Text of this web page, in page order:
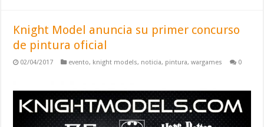
Knight Model anuncia su primer concurso
de pintura oficial
02/04/2017 evento, knight models, noticia, pintura,wargames 0